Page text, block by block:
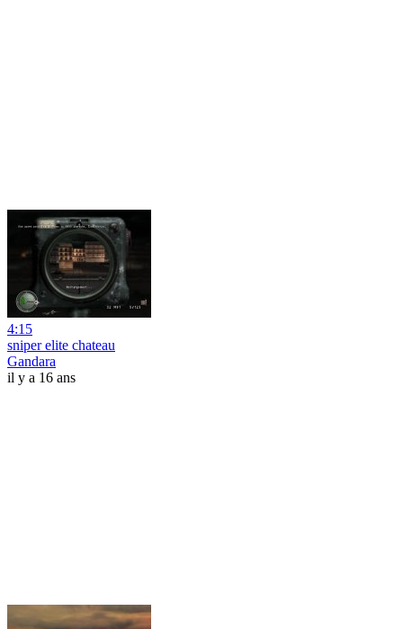
4:15
sniper elite chateau
Gandara
il y a 16 ans